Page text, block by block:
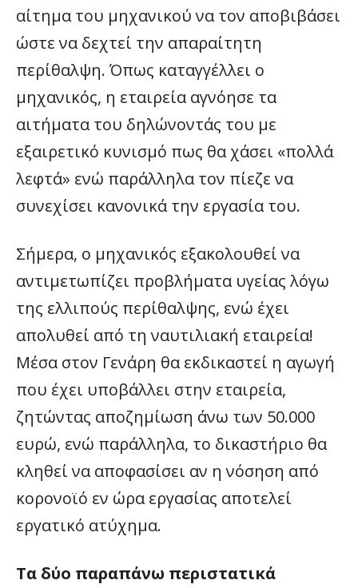
αίτημα του μηχανικού να τον αποβιβάσει
ώστε να δεχτεί την απαραίτητη
περίθαλψη. Όπως καταγγέλλει ο
μηχανικός, η εταιρεία αγνόησε τα
αιτήματα του δηλώνοντάς του με
εξαιρετικό κυνισμό πως θα χάσει «πολλά
λεφτά» ενώ παράλληλα τον πίεζε να
συνεχίσει κανονικά την εργασία του.
Σήμερα, ο μηχανικός εξακολουθεί να
αντιμετωπίζει προβλήματα υγείας λόγω
της ελλιπούς περίθαλψης, ενώ έχει
απολυθεί από τη ναυτιλιακή εταιρεία!
Μέσα στον Γενάρη θα εκδικαστεί η αγωγή
που έχει υποβάλλει στην εταιρεία,
ζητώντας αποζημίωση άνω των 50.000
ευρώ, ενώ παράλληλα, το δικαστήριο θα
κληθεί να αποφασίσει αν η νόσηση από
κορονοϊό εν ώρα εργασίας αποτελεί
εργατικό ατύχημα.
Τα δύο παραπάνω περιστατικά